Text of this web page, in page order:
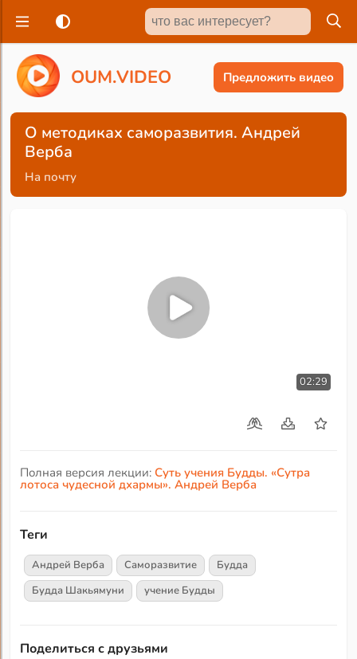
OUM.VIDEO Предложить видео
О методиках саморазвития. Андрей
Верба
На почту
02:29
Полная версия лекции: Суть учения Будды. «Сутра
лотоса чудесной дхармы». Андрей Верба
Теги
Андрей Верба Саморазвитие
Будда
Будда Шакьямуни
учение Будды
Поделиться с друзьями